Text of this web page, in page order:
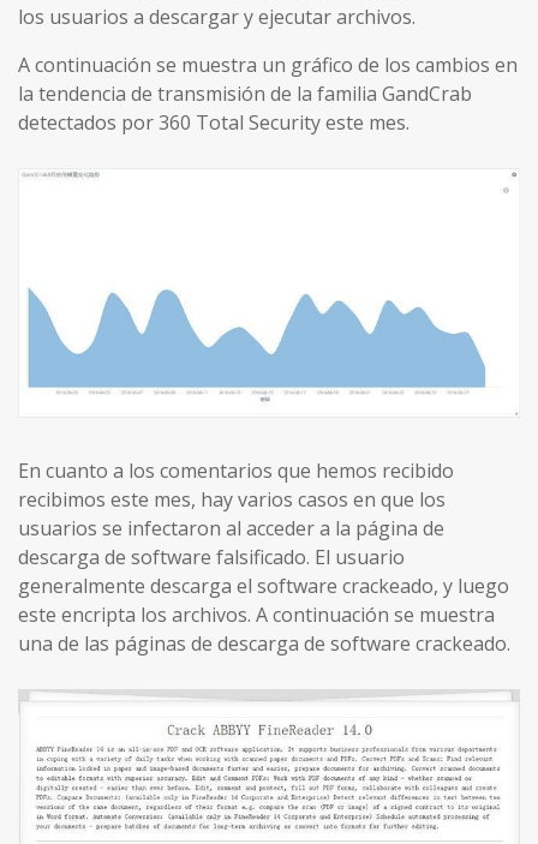
los usuarios a descargar y ejecutar archivos.
A continuación se muestra un gráfico de los cambios en
la tendencia de transmisión de la familia GandCrab
detectados por 360 Total Security este mes.
En cuanto a los comentarios que hemos recibido
recibimos este mes, hay varios casos en que los
usuarios se infectaron al acceder a la página de
descarga de software falsificado. El usuario
generalmente descarga el software crackeado, y luego
este encripta los archivos. A continuación se muestra
una de las páginas de descarga de software crackeado.